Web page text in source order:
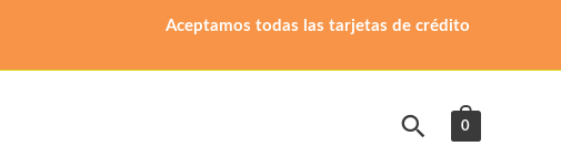
Aceptamos todas las tarjetas de crédito
Buscar
0